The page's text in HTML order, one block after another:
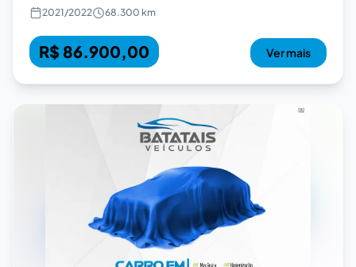
2021/2022 68.300 km
R$ 86.900,00 Ver mais